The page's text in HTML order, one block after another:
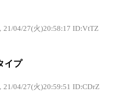
21/04/27(火)20:58:17 ID:VtTZ
イプ
21/04/27(火)20:59:51 ID:CDrZ